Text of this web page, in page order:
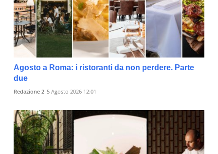
Agosto a Roma: i ristoranti da non perdere. Parte
due
Redazione 2 5 Agosto 2026 12:01